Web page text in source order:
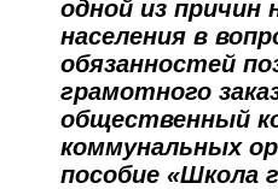
одной из причин
населения в
обязанностей
грамотного
общественный
коммунальных
пособие «Школа